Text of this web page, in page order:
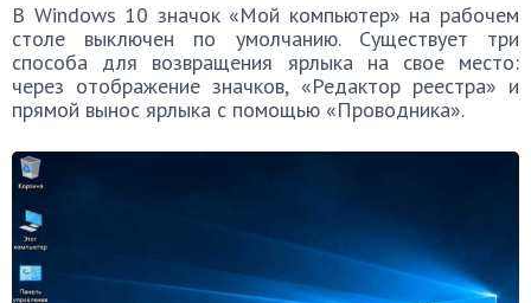
В Windows 10 значок «Мой компьютер» на рабочем
столе выключен по умолчанию. Существует три
способа для возвращения ярлыка на свое место:
через отображение значков, «Редактор реестра» и
прямой вынос ярлыка с помощью «Проводника».